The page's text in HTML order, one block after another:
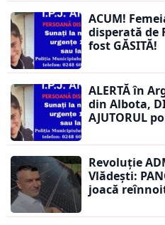
ACUM!
disperată de
fost GĂSITĂ!
ALERTĂ în
din Albota,
AJUTORUL
Revoluție
Vlădești:
joacă